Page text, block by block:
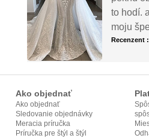
to hodí.
moju
Recenzent
Ako objednať
Ako objednať
Sledovanie objednávky
Meracia príručka
Príručka pre štýl a štýl